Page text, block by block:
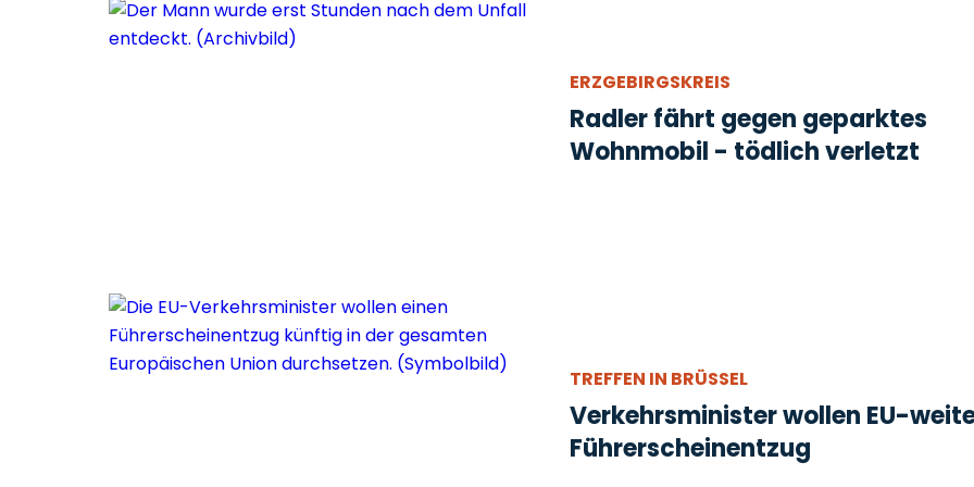
ERZGEBIRGSKREIS
Radler fährt gegen geparktes
Wohnmobil - tödlich verletzt
TREFFEN IN BRÜSSEL
Verkehrsminister wollen EU-
Führerscheinentzug